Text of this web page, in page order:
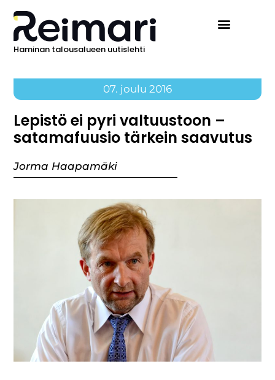
Haminan talousalueen uutislehti
07. joulu 2016
Lepistö ei pyri valtuustoon –
satamafuusio tärkein saavutus
Jorma Haapamäki